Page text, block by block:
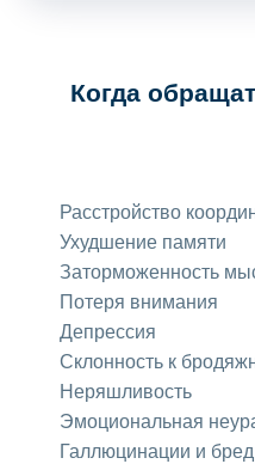
Когда
Расстройство
Ухудшение памяти
Заторможенность
Потеря внимания
Депрессия
Склонность к
Неряшливость
Эмоциональная
Галлюцинации и бред